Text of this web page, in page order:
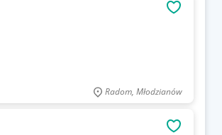
Radom, Młodzianów